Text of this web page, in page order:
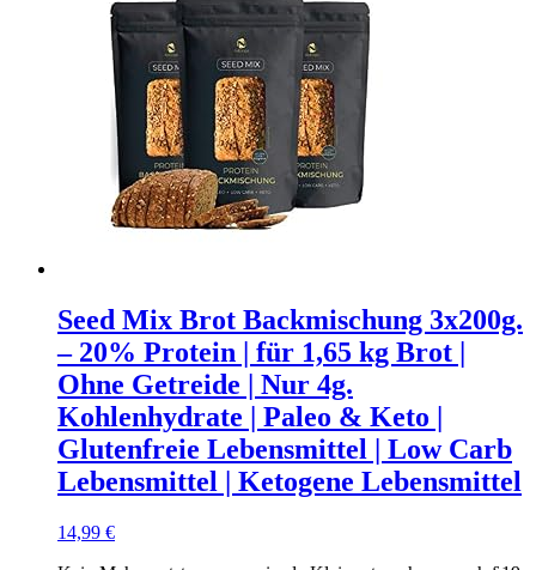
Seed Mix Brot Backmischung 3x200g.
– 20% Protein | für 1,65 kg Brot |
Ohne Getreide | Nur 4g.
Kohlenhydrate | Paleo & Keto |
Glutenfreie Lebensmittel | Low Carb
Lebensmittel | Ketogene Lebensmittel
14,99 €